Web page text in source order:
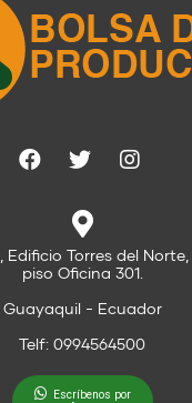
Edificio Torres del Norte,
piso Oficina 301.
Guayaquil - Ecuador
Telf: 0994564500
Escríbenos por